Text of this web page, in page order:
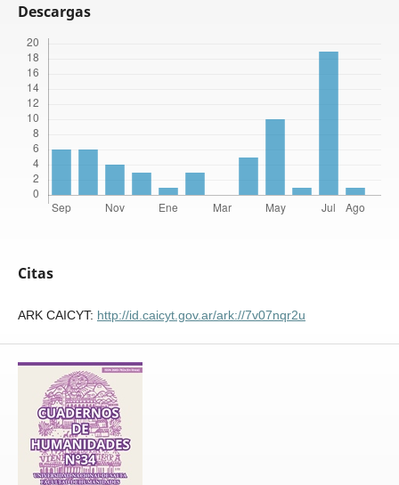
Descargas
Citas
ARK CAICYT: http://id.caicyt.gov.ar/ark://7v07nqr2u